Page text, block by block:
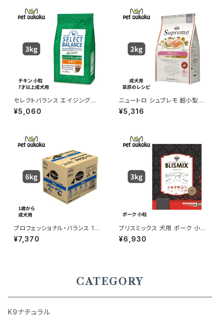
セレクトバランス エイジングケ
ア チキン 小粒 7才以上の成犬
用 3kg
¥5,060
ニュートロ シュプレモ 超小型
犬〜小型犬 成犬用 草原のレシ
ピ チキン 2kg 49023978512
¥5,316
プロフェッショナル・バランス 1歳
から成犬用 6kg
¥7,370
ブリスミックス 犬用 ポーク 小
粒 3kg
¥6,930
CATEGORY
K9ナチュラル